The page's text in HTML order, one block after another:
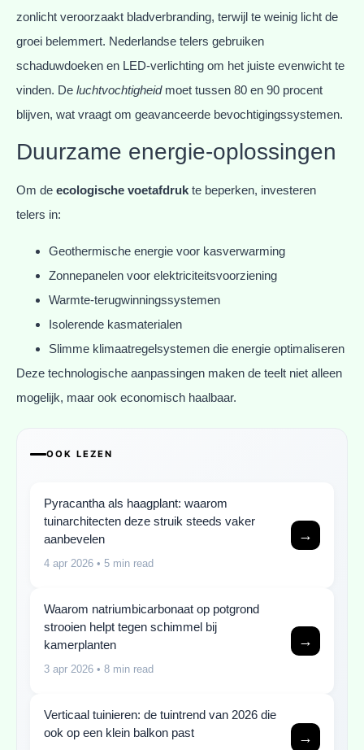
zonlicht veroorzaakt bladverbranding, terwijl te weinig licht de
groei belemmert. Nederlandse telers gebruiken
schaduwdoeken en LED-verlichting om het juiste evenwicht te
vinden. De luchtvochtigheidmoet tussen 80 en 90 procent
blijven, wat vraagt om geavanceerde bevochtigingssystemen.
Duurzame energie-oplossingen
Om de ecologische voetafdruk te beperken, investeren
telers in:
Geothermische energie voor kasverwarming
Zonnepanelen voor elektriciteitsvoorziening
Warmte-terugwinningssystemen
Isolerende kasmaterialen
Slimme klimaatregelsystemen die energie optimaliseren
Deze technologische aanpassingen maken de teelt niet alleen
mogelijk, maar ook economisch haalbaar.
OOK LEZEN
Pyracantha als haagplant: waarom
tuinarchitecten deze struik steeds vaker
aanbevelen
4 apr 2026 • 5 min read
→
Waarom natriumbicarbonaat op potgrond
strooien helpt tegen schimmel bij
kamerplanten
3 apr 2026 • 8 min read
→
Verticaal tuinieren: de tuintrend van 2026 die
ook op een klein balkon past
→